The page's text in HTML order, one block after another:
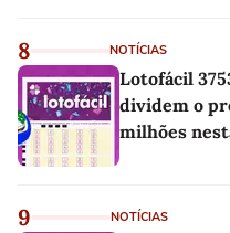
8 NOTÍCIAS
Lotofácil
dividem o
milhões
9 NOTÍCIAS